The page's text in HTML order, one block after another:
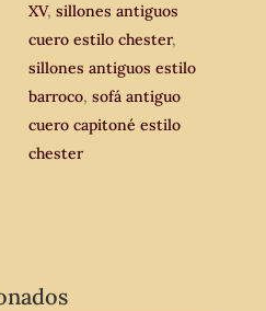
XV,sillones antiguos
cuero estilo chester,
sillones antiguos estilo
barroco,sofá antiguo
cuero capitoné estilo
chester